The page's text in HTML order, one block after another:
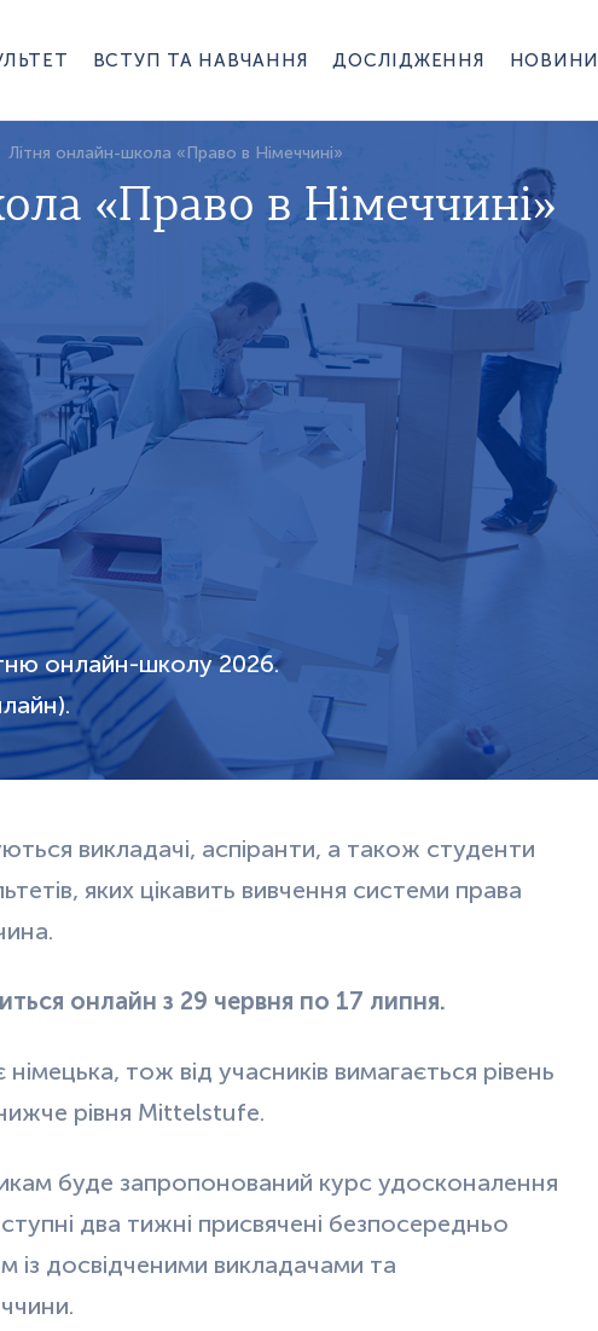
ВСТУП ТА НАВЧАННЯ ДОСЛІДЖЕННЯ НОВИНИ
Літня онлайн-школа «Право в Німеччині»
«Право в Німеччині»
онлайн-школу 2026.
викладачі, аспіранти, а також студенти
яких цікавить вивчення системи права
онлайн з 29 червня по 17 липня.
тож від учасників вимагається рівень
рівня Mittelstufe.
буде запропонований курс удосконалення
два тижні присвячені безпосередньо
із досвідченими викладачами та